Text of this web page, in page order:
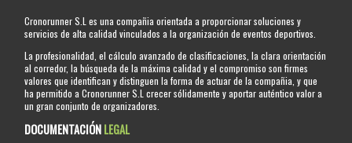
Cronorunner S.L es una compañia orientada a proporcionar soluciones y
servicios de alta calidad vinculados a la organización de eventos deportivos.
La profesionalidad, el cálculo avanzado de clasificaciones, la clara orientación
al corredor, la búsqueda de la máxima calidad y el compromiso son firmes
valores que identifican y distinguen la forma de actuar de la compañia, y que
ha permitido a Cronorunner S.L crecer sólidamente y aportar auténtico valor a
un gran conjunto de organizadores.
DOCUMENTACIÓNLEGAL